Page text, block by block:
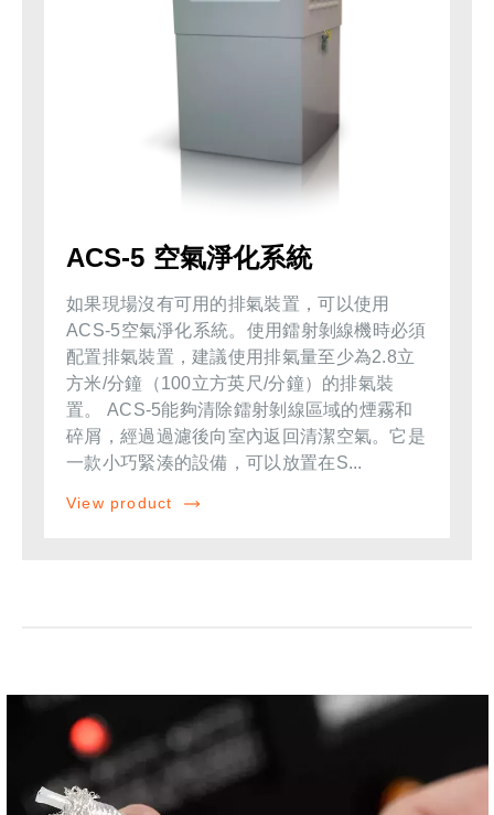
ACS-5 空氣淨化系統
如果現場沒有可用的排氣裝置，可以使用
ACS-5空氣淨化系統。使用鐳射剝線機時必須
配置排氣裝置，建議使用排氣量至少為2.8立
方米/分鐘（100立方英尺/分鐘）的排氣裝
置。 ACS-5能夠清除鐳射剝線區域的煙霧和
碎屑，經過過濾後向室內返回清潔空氣。它是
一款小巧緊湊的設備，可以放置在S...
View product